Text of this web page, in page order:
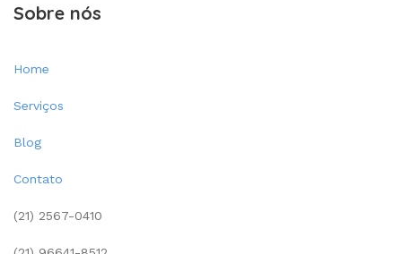
Sobre nós
Home
Serviços
Blog
Contato
(21) 2567-0410